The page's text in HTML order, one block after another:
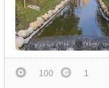
100 1